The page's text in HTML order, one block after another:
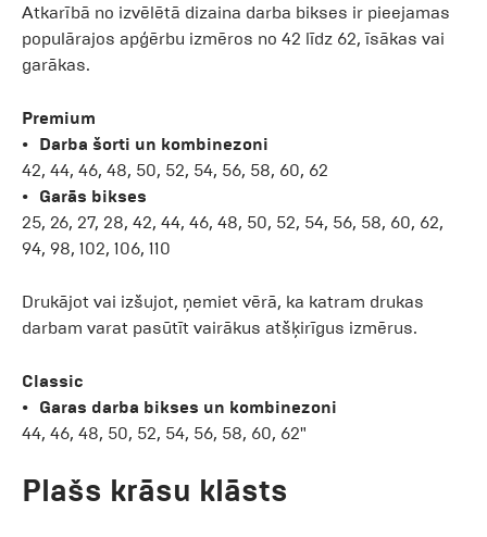
Atkarībā no izvēlētā dizaina darba bikses ir pieejamas
populārajos apģērbu izmēros no 42 līdz 62, īsākas vai
garākas.
Premium
Darba šorti un kombinezoni
42, 44, 46, 48, 50, 52, 54, 56, 58, 60, 62
Garās bikses
25, 26, 27, 28, 42, 44, 46, 48, 50, 52, 54, 56, 58, 60, 62,
94, 98, 102, 106, 110
Drukājot vai izšujot, ņemiet vērā, ka katram drukas
darbam varat pasūtīt vairākus atšķirīgus izmērus.
Classic
Garas darba bikses un kombinezoni
44, 46, 48, 50, 52, 54, 56, 58, 60, 62"
Plašs krāsu klāsts